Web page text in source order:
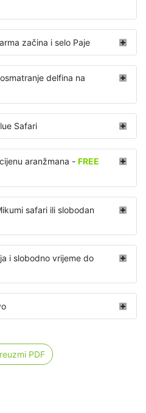
začina i selo Paje
delfina na
Safari
aranžmana - FREE
safari ili slobodan
i slobodno vrijeme do
PDF